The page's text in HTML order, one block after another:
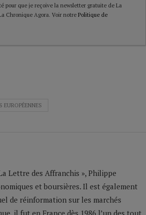
pour que je reçoive la newsletter gratuite de La
Chronique Agora. Voir notre Politique de
Lettre des Affranchis », Philippe
et boursières. Il est également
de réinformation sur les marchés